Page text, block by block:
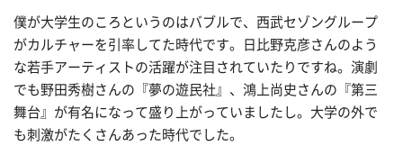
僕が大学生のころというのはバブルで、西武セゾングループ
がカルチャーを引率してた時代です。日比野克彦さんのよう
な若手アーティストの活躍が注目されていたりですね。演劇
でも野田秀樹さんの『夢の遊民社』、鴻上尚史さんの『第三
舞台』が有名になって盛り上がっていましたし。大学の外で
も刺激がたくさんあった時代でした。